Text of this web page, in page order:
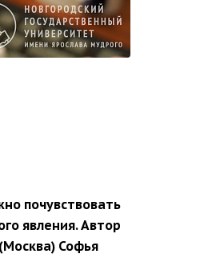
почувствовать
явления. Автор
Софья